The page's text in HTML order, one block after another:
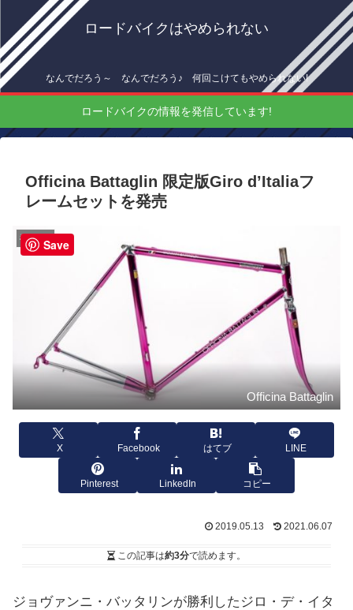
ロードバイクはやめられない
なんでだろう～ なんでだろう♪ 何回こけてもやめられない!
ロードバイクの情報を発信しています!
Officina Battaglin 限定版Giro d’Italiaフ
レームセットを発売
機材情報
Officina Battaglin
X Facebook はてブ LINE
Pinterest LinkedIn コピー
2019.05.13 2021.06.07
この記事は約3分で読めます。
ジョヴァンニ・バッタリンが勝利したジロ・デ・イタ
Save